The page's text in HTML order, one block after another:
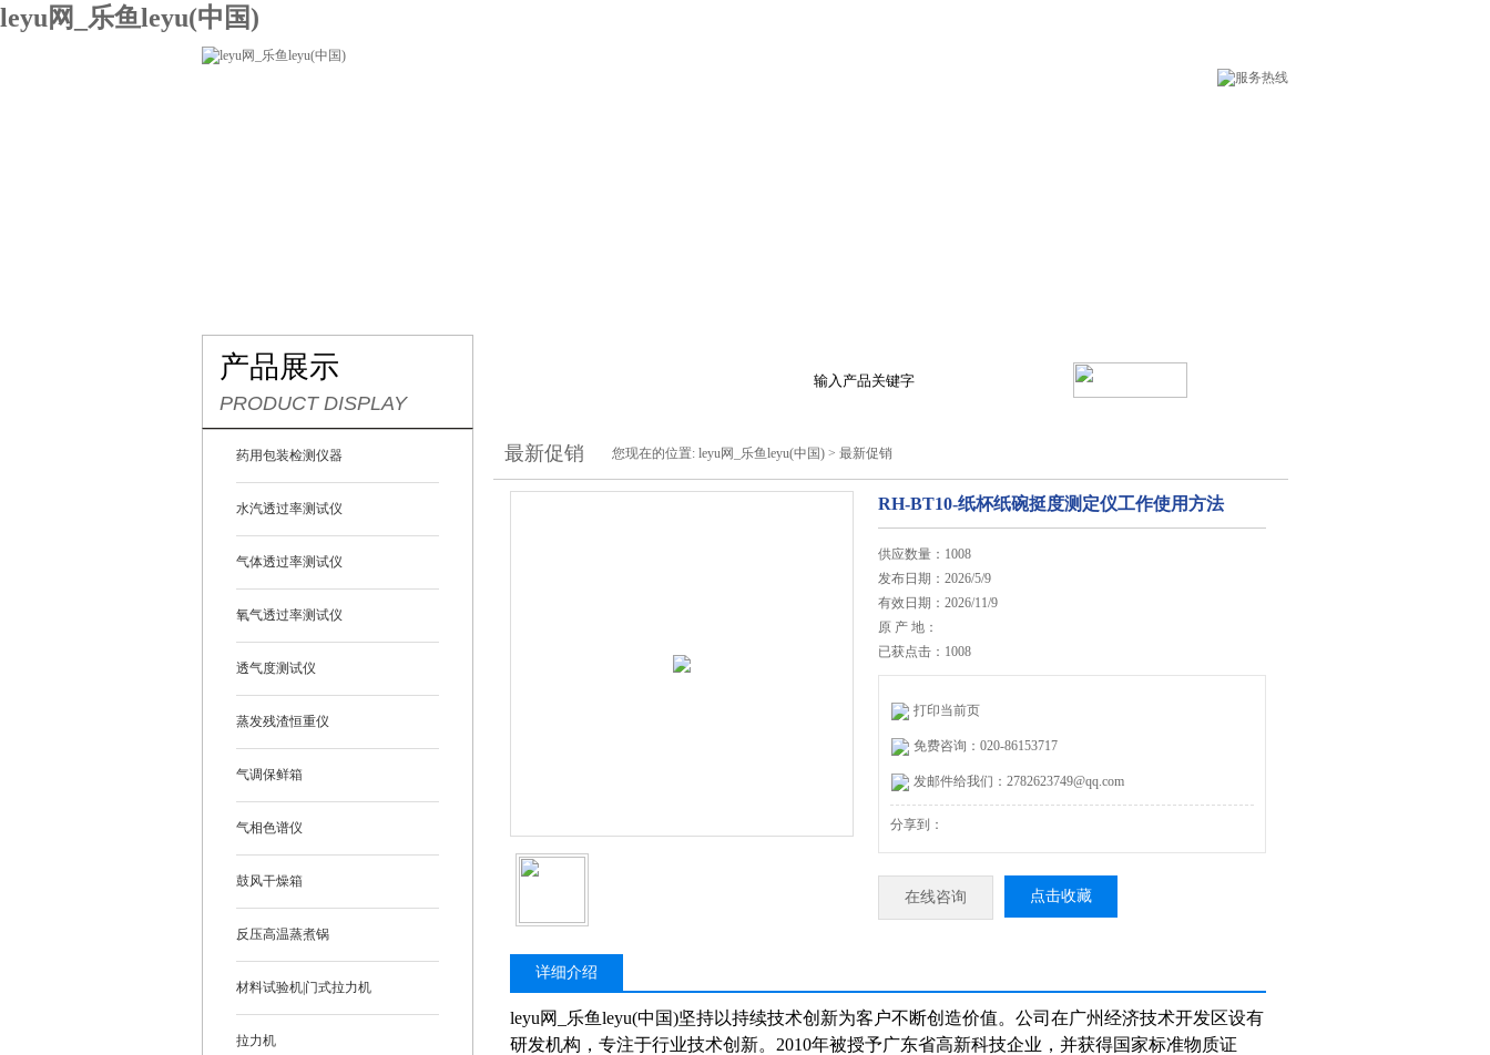
leyu网_乐鱼leyu(中国)
产品展示
PRODUCT DISPLAY
药用包装检测仪器
水汽透过率测试仪
气体透过率测试仪
氧气透过率测试仪
透气度测试仪
蒸发残渣恒重仪
气调保鲜箱
气相色谱仪
鼓风干燥箱
反压高温蒸煮锅
材料试验机|门式拉力机
拉力机
最新促销 您现在的位置: leyu网_乐鱼leyu(中国) > 最新促销
RH-BT10-纸杯纸碗挺度测定仪工作使用方法
供应数量：1008
发布日期：2026/5/9
有效日期：2026/11/9
原 产 地：
已获点击：1008
打印当前页
免费咨询：020-86153717
发邮件给我们：2782623749@qq.com
分享到：
在线咨询 点击收藏
详细介绍
leyu网_乐鱼leyu(中国)坚持以持续技术创新为客户不断创造价值。公司在广州经济技术开发区设有
研发机构，专注于行业技术创新。 2010年被授予广东省高新科技企业，并获得国家标准物质证